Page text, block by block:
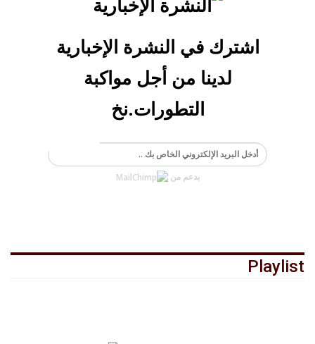
اشترك في النشرة الإخبارية
لدينا من أجل مواكبة
التطورات.نخ
بدعم من
Playlist